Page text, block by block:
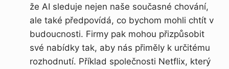
že AI sleduje nejen naše současné chování,
ale také předpovídá, co bychom mohli chtít v
budoucnosti. Firmy pak mohou přizpůsobit
své nabídky tak, aby nás přiměly k určitému
rozhodnutí. Příklad společnosti Netflix, který